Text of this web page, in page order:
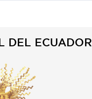
DEL ECUADOR